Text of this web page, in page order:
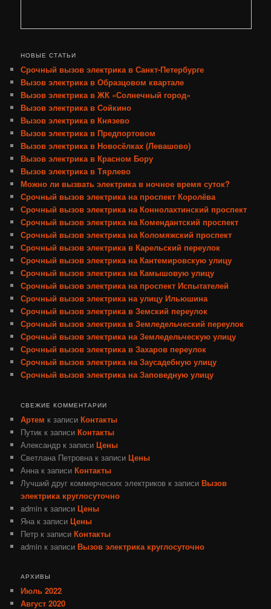
НОВЫЕ СТАТЬИ
Срочный вызов электрика в Санкт-Петербурге
Вызов электрика в Образцовом квартале
Вызов электрика в ЖК «Солнечный город»
Вызов электрика в Сойкино
Вызов электрика в Князево
Вызов электрика в Предпортовом
Вызов электрика в Новосёлках (Левашово)
Вызов электрика в Красном Бору
Вызов электрика в Тярлево
Можно ли вызвать электрика в ночное время суток?
Срочный вызов электрика на проспект Королёва
Срочный вызов электрика на Коннолахтинский проспект
Срочный вызов электрика на Комендантский проспект
Срочный вызов электрика на Коломяжский проспект
Срочный вызов электрика в Карельский переулок
Срочный вызов электрика на Кантемировскую улицу
Срочный вызов электрика на Камышовую улицу
Срочный вызов электрика на проспект Испытателей
Срочный вызов электрика на улицу Ильюшина
Срочный вызов электрика в Земский переулок
Срочный вызов электрика в Земледельческий переулок
Срочный вызов электрика на Земледельческую улицу
Срочный вызов электрика в Захаров переулок
Срочный вызов электрика на Заусадебную улицу
Срочный вызов электрика на Заповедную улицу
СВЕЖИЕ КОММЕНТАРИИ
Артем к записиКонтакты
Путик к записиКонтакты
Александр к записиЦены
Светлана Петровна к записиЦены
Анна к записиКонтакты
Лучший друг коммерческих электриков к записиВызов
электрика круглосуточно
admin к записиЦены
Яна к записиЦены
Петр к записиКонтакты
admin к записиВызов электрика круглосуточно
АРХИВЫ
Июль 2022
Август 2020